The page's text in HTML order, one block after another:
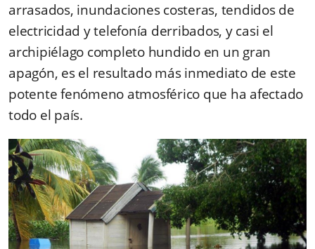
arrasados, inundaciones costeras, tendidos de
electricidad y telefonía derribados, y casi el
archipiélago completo hundido en un gran
apagón, es el resultado más inmediato de este
potente fenómeno atmosférico que ha afectado
todo el país.